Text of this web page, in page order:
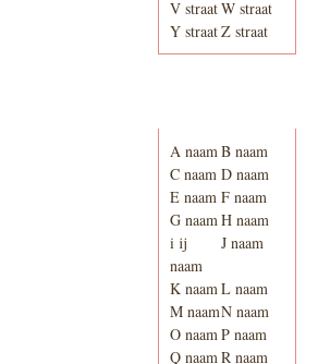
V straatW straat
Y straatZ straat
A naamB naam
C naam D naam
E naam F naam
G naamH naam
i ij
naam
J naam
K naamL naam
M naamN naam
O naamP naam
Q naamR naam